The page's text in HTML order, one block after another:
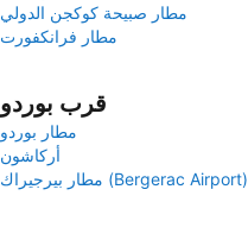
مطار صبيحة كوكجن الدولي
مطار فرانكفورت
قرب بوردو
مطار بوردو
أركاشون
مطار بيرجيراك (Bergerac Airport)